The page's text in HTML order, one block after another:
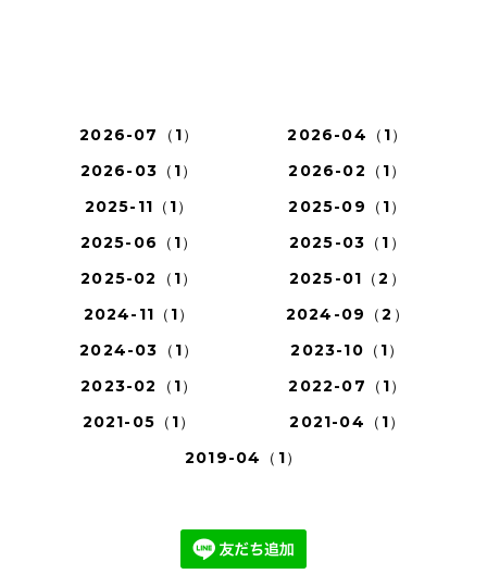
2026-07（1）
2026-04（1）
2026-03（1）
2026-02（1）
2025-11（1）
2025-09（1）
2025-06（1）
2025-03（1）
2025-02（1）
2025-01（2）
2024-11（1）
2024-09（2）
2024-03（1）
2023-10（1）
2023-02（1）
2022-07（1）
2021-05（1）
2021-04（1）
2019-04（1）